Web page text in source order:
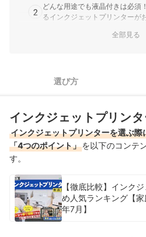
2
どんな用途でも液晶付きは必須
るインクジェットプリンターが
仕事で使うならエコタンク式イ
ジェットプリンターがおすすめ
売れ筋の人気顔料インクのプリンター
顔料インクのプリンターの関連商品は
全部見る
選び方
インクジェットプリン
インクジェットプリンターを選ぶ
「4つのポイント」を以下のコンテ
す。
【徹底比較】インク
め人気ランキング【
年7月】